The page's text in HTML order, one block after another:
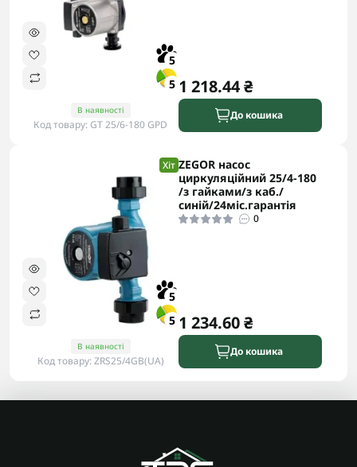
5
5
В наявності
Код товару: GT 25/6-180 GPD
1 218.44 ₴
До кошика
Хіт
5
5
В наявності
Код товару: ZRS25/4GB(UA)
ZEGOR насос
циркуляційний 25/4-180
/з гайками/з каб./
синій/24міс.гарантія
0
1 234.60 ₴
До кошика